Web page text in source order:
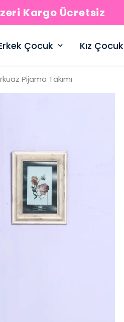
Kargo Ücretsiz
Çocuk Kız Çocuk
Pijama Takımı